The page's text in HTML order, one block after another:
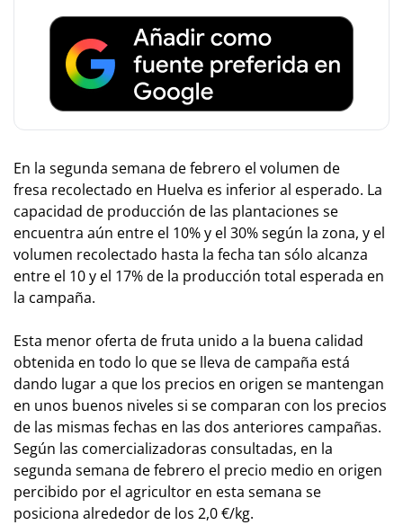
En la segunda semana de febrero el volumen de
fresa recolectado en Huelva es inferior al esperado. La
capacidad de producción de las plantaciones se
encuentra aún entre el 10% y el 30% según la zona, y el
volumen recolectado hasta la fecha tan sólo alcanza
entre el 10 y el 17% de la producción total esperada en
la campaña.
Esta menor oferta de fruta unido a la buena calidad
obtenida en todo lo que se lleva de campaña está
dando lugar a que los precios en origen se mantengan
en unos buenos niveles si se comparan con los precios
de las mismas fechas en las dos anteriores campañas.
Según las comercializadoras consultadas, en la
segunda semana de febrero el precio medio en origen
percibido por el agricultor en esta semana se
posiciona alrededor de los 2,0 €/kg.